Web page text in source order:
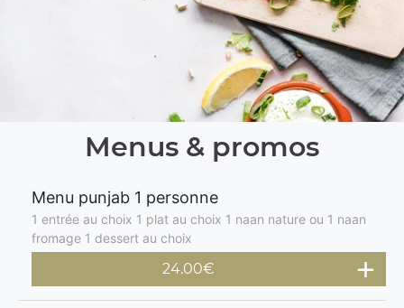
Menus & promos
Menu punjab 1 personne
1 entrée au choix 1 plat au choix 1 naan nature ou 1 naan
fromage 1 dessert au choix
24.00€